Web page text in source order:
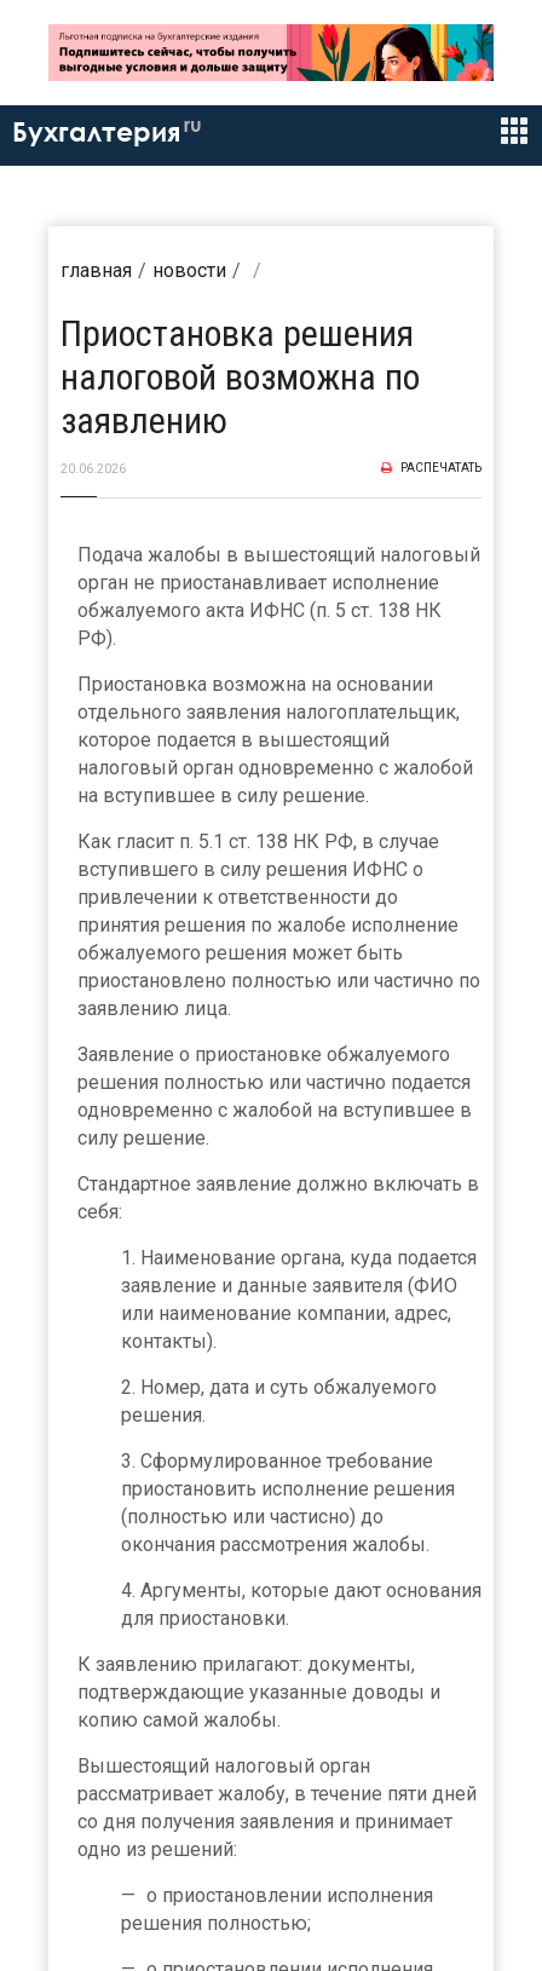
Бухгалтерия ru
главная новости
Приостановка решения
налоговой возможна по
заявлению
20.06.2026 РАСПЕЧАТАТЬ
Подача жалобы в вышестоящий налоговый
орган не приостанавливает исполнение
обжалуемого акта ИФНС (п. 5 ст. 138 НК
РФ).
Приостановка возможна на основании
отдельного заявления налогоплательщик,
которое подается в вышестоящий
налоговый орган одновременно с жалобой
на вступившее в силу решение.
Как гласит п. 5.1 ст. 138 НК РФ, в случае
вступившего в силу решения ИФНС о
привлечении к ответственности до
принятия решения по жалобе исполнение
обжалуемого решения может быть
приостановлено полностью или частично по
заявлению лица.
Заявление о приостановке обжалуемого
решения полностью или частично подается
одновременно с жалобой на вступившее в
силу решение.
Стандартное заявление должно включать в
себя:
Наименование органа, куда подается
заявление и данные заявителя (ФИО
или наименование компании, адрес,
контакты).
Номер, дата и суть обжалуемого
решения.
Сформулированное требование
приостановить исполнение решения
(полностью или частисно) до
окончания рассмотрения жалобы.
Аргументы, которые дают основания
для приостановки.
К заявлению прилагают: документы,
подтверждающие указанные доводы и
копию самой жалобы.
Вышестоящий налоговый орган
рассматривает жалобу, в течение пяти дней
со дня получения заявления и принимает
одно из решений:
о приостановлении исполнения
решения полностью;